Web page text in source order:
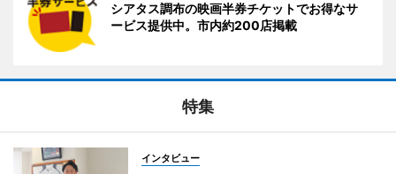
シアタス調布の映画半券チケットでお得なサ
ービス提供中。市内約200店掲載
特集
インタビュー